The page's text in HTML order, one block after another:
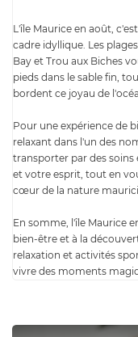
L'île Maurice en août,
cadre idyllique. Les
Bay et Trou aux Biches
pieds dans le sable fin,
bordent ce joyau de
Pour une expérience de
relaxant dans l'un des
transporter par des soins
et votre esprit, tout en
cœur de la nature
En somme, l'île Maurice
bien-être et à la
relaxation et activités
vivre des moments